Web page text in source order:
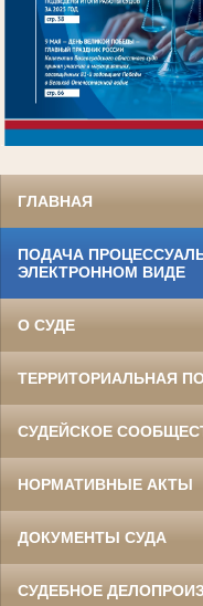
ГЛАВНАЯ
ПОДАЧА
ЭЛЕКТРОННОМ ВИДЕ
О СУДЕ
ТЕРРИТОРИАЛЬНАЯ
СУДЕЙСКОЕ
НОРМАТИВНЫЕ АКТЫ
ДОКУМЕНТЫ СУДА
СУДЕБНОЕ